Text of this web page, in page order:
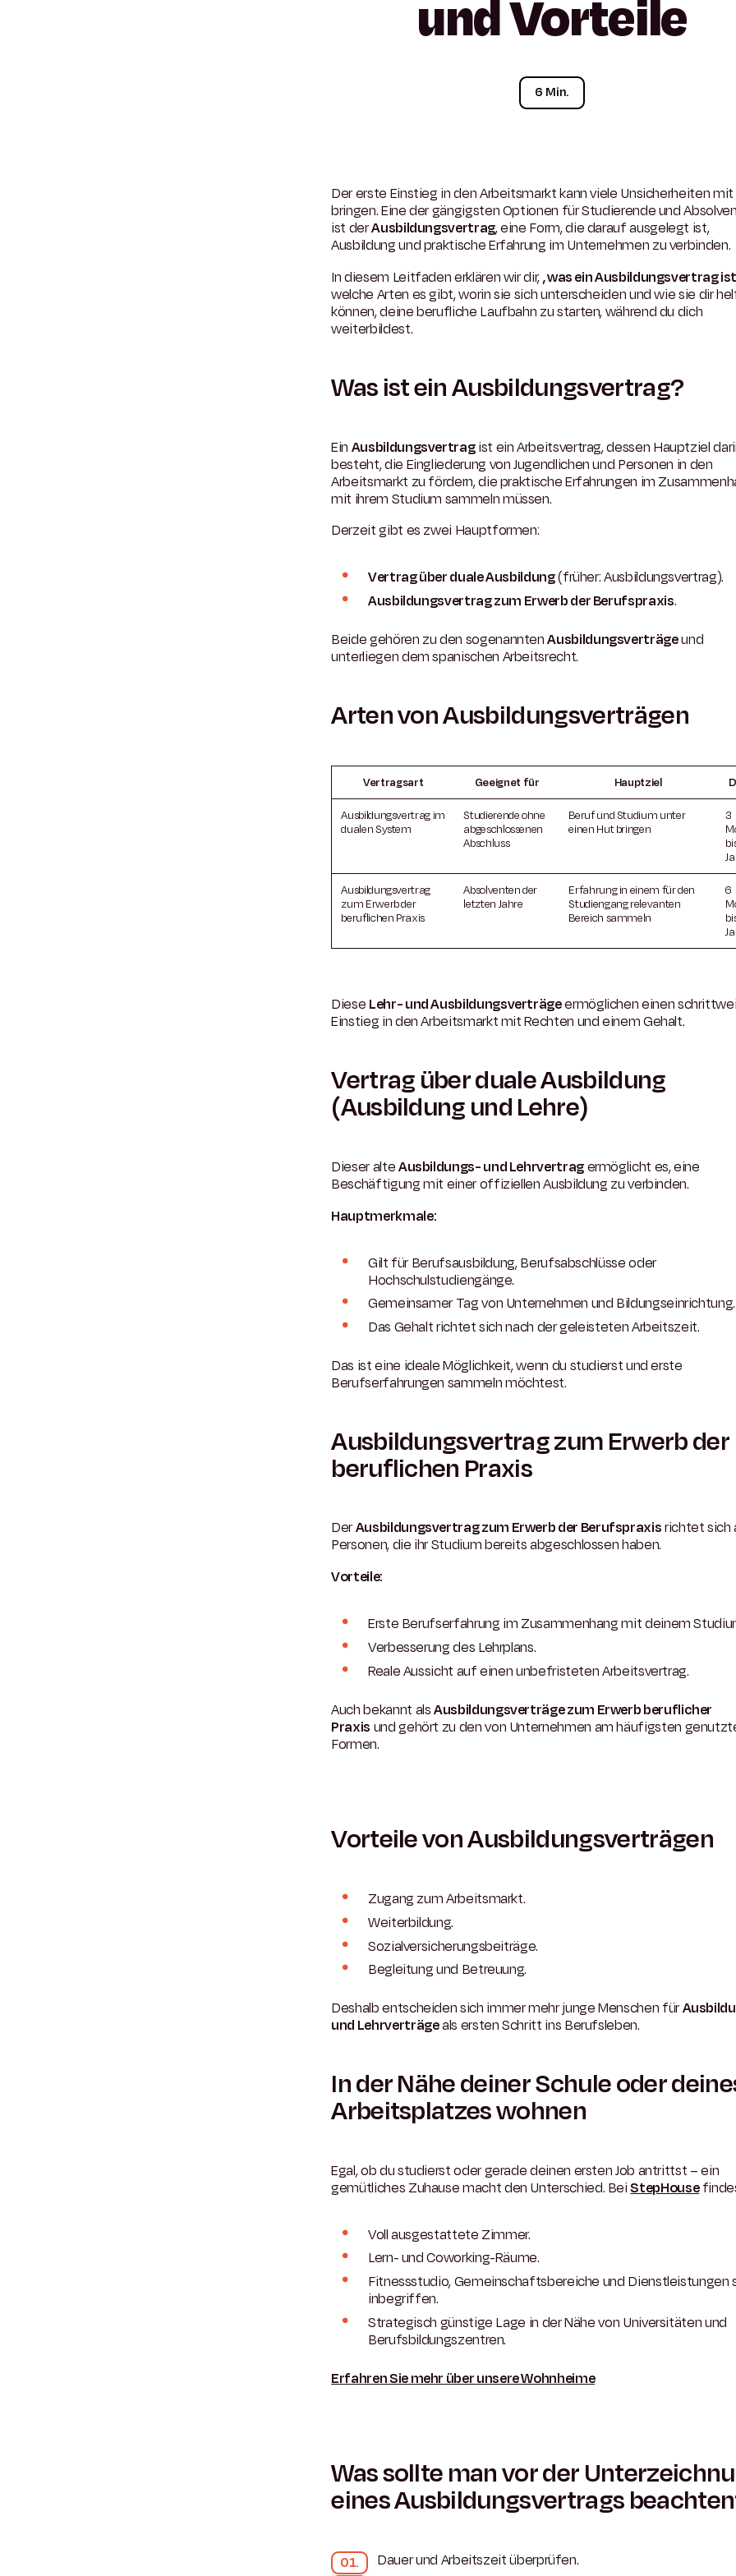
undVorteile
6 Min.
Der erste Einstieg in den Arbeitsmarkt kann viele Unsicherheiten mit
bringen. Eine der gängigsten Optionen für Studierende und
ist derAusbildungsvertrag, eine Form, die darauf ausgelegt ist,
Ausbildung und praktische Erfahrung im Unternehmen zu verbinden.
In diesem Leitfaden erklären wir dir,, was ein Ausbildungsvertrag
welche Arten es gibt, worin sie sich unterscheiden und wie sie dir
können, deine berufliche Laufbahn zu starten, während du dich
weiterbildest.
Was ist ein Ausbildungsvertrag?
Ein Ausbildungsvertragist ein Arbeitsvertrag, dessen Hauptziel
besteht, die Eingliederung von Jugendlichen und Personen in den
Arbeitsmarkt zu fördern, die praktische Erfahrungen im
mit ihrem Studium sammeln müssen.
Derzeit gibt es zwei Hauptformen:
Vertrag über duale Ausbildung(früher: Ausbildungsvertrag).
Ausbildungsvertrag zum Erwerb der Berufspraxis.
Beide gehören zu den sogenanntenAusbildungsverträgeund
unterliegen dem spanischen Arbeitsrecht.
Arten von Ausbildungsverträgen
Vertragsart Geeignet für Hauptziel
Ausbildungsvertrag im
dualen System
Studierende ohne
abgeschlossenen
Abschluss
Beruf und Studium unter
einen Hut bringen
3
Ausbildungsvertrag
zum Erwerb der
beruflichen Praxis
Absolventen der
letzten Jahre
Erfahrung in einem für den
Studiengang relevanten
Bereich sammeln
6
Diese Lehr- und Ausbildungsverträgeermöglichen einen
Einstieg in den Arbeitsmarkt mit Rechten und einem Gehalt.
Vertrag über duale Ausbildung
(Ausbildung und Lehre)
Dieser alteAusbildungs- und Lehrvertragermöglicht es, eine
Beschäftigung mit einer offiziellen Ausbildung zu verbinden.
Hauptmerkmale:
Gilt für Berufsausbildung, Berufsabschlüsse oder
Hochschulstudiengänge.
Gemeinsamer Tag von Unternehmen und Bildungseinrichtung.
Das Gehalt richtet sich nach der geleisteten Arbeitszeit.
Das ist eine ideale Möglichkeit, wenn du studierst und erste
Berufserfahrungen sammeln möchtest.
Ausbildungsvertrag zum Erwerb der
beruflichen Praxis
DerAusbildungsvertrag zum Erwerb der Berufspraxisrichtet sich
Personen, die ihr Studium bereits abgeschlossen haben.
Vorteile:
Erste Berufserfahrung im Zusammenhang mit deinem
Verbesserung des Lehrplans.
Reale Aussicht auf einen unbefristeten Arbeitsvertrag.
Auch bekannt alsAusbildungsverträge zum Erwerb beruflicher
Praxis und gehört zu den von Unternehmen am häufigsten
Formen.
Vorteile von Ausbildungsverträgen
Zugang zum Arbeitsmarkt.
Weiterbildung.
Sozialversicherungsbeiträge.
Begleitung und Betreuung.
Deshalb entscheiden sich immer mehr junge Menschen für
und Lehrverträgeals ersten Schritt ins Berufsleben.
In der Nähe deiner Schule oder
Arbeitsplatzes wohnen
Egal, ob du studierst oder gerade deinen ersten Job antrittst – ein
gemütliches Zuhause macht den Unterschied. BeiStepHouse
Voll ausgestattete Zimmer.
Lern- und Coworking-Räume.
Fitnessstudio, Gemeinschaftsbereiche und Dienstleistungen
inbegriffen.
Strategisch günstige Lage in der Nähe von Universitäten und
Berufsbildungszentren.
Erfahren Sie mehr über unsere Wohnheime
Was sollte man vor der
eines Ausbildungsvertrags
Dauer und Arbeitszeit überprüfen.